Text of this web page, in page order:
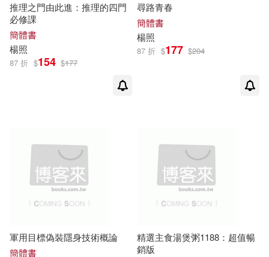
推理之門由此進：推理的四門
必修課
簡體書
楊照
87 折 $154 $177
尋路青春
簡體書
楊照
87 折 $177 $204
軍用目標偽裝隱身技術概論
簡體書
精選主食湯煲粥1188：超值暢
銷版